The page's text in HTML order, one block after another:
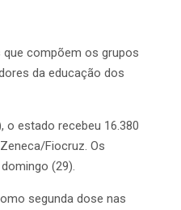
que compõem os grupos
da educação dos
o estado recebeu 16.380
Fiocruz. Os
(29).
segunda dose nas